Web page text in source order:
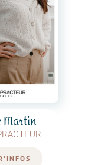
Martin